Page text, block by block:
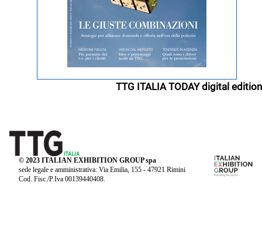
TTG ITALIA TODAY digital edition
© 2023 ITALIAN EXHIBITION GROUP spa
sede legale e amministrativa: Via Emilia, 155 - 47921 Rimini
Cod. Fisc./P.Iva 00139440408.